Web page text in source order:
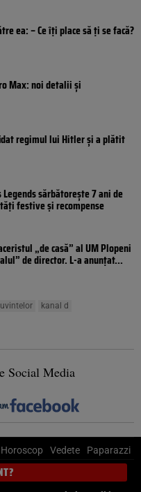
ea: – Ce îți place să ți se facă?
Max: noi detalii și
regimul lui Hitler și a plătit
sărbătorește 7 ani de
festive și recompense
„de casă” al UM Plopeni
de director. L-a anunțat...
kanal d
Social Media
Horoscop Vedete Paparazzi